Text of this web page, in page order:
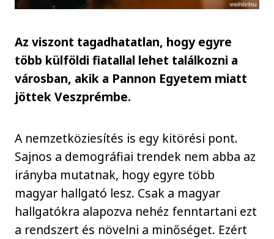
Az viszont tagadhatatlan, hogy egyre
több külföldi fiatallal lehet találkozni a
városban, akik a Pannon Egyetem miatt
jöttek Veszprémbe.
A nemzetköziesítés is egy kitörési pont.
Sajnos a demográfiai trendek nem abba az
irányba mutatnak, hogy egyre több
magyar hallgató lesz. Csak a magyar
hallgatókra alapozva nehéz fenntartani ezt
a rendszert és növelni a minőséget. Ezért